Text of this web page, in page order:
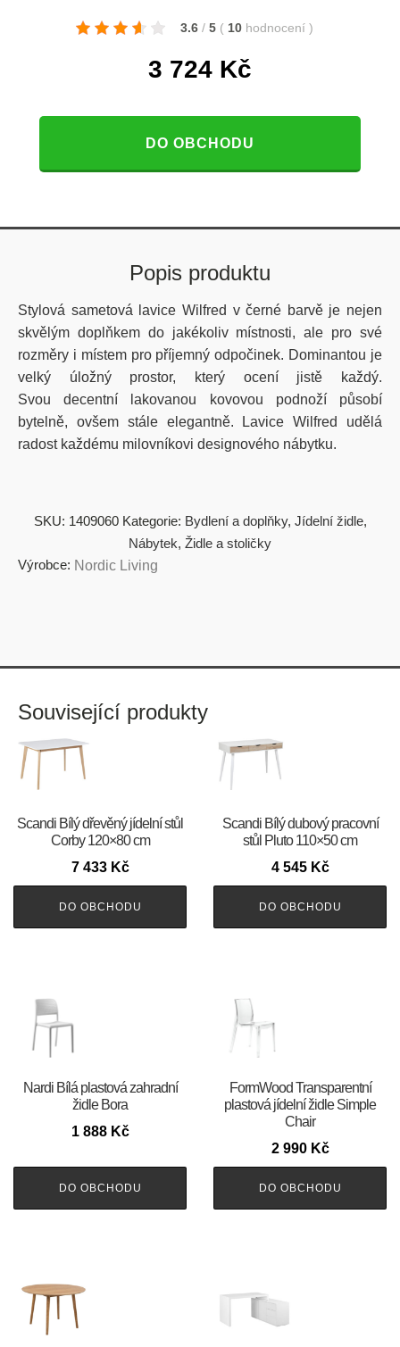
3.6 / 5 ( 10 hodnocení )
3 724 Kč
DO OBCHODU
Popis produktu
Stylová sametová lavice Wilfred v černé barvě je nejen
skvělým doplňkem do jakékoliv místnosti, ale pro své
rozměry i místem pro příjemný odpočinek. Dominantou je
velký úložný prostor, který ocení jistě každý.
Svou decentní lakovanou kovovou podnoží působí
bytelně, ovšem stále elegantně. Lavice Wilfred udělá
radost každému milovníkovi designového nábytku.
SKU: 1409060 Kategorie: Bydlení a doplňky, Jídelní židle,
Nábytek, Židle a stoličky
Výrobce: Nordic Living
Související produkty
Scandi Bílý dřevěný jídelní stůl
Corby 120×80 cm
7 433 Kč
DO OBCHODU
Scandi Bílý dubový pracovní
stůl Pluto 110×50 cm
4 545 Kč
DO OBCHODU
Nardi Bílá plastová zahradní
židle Bora
1 888 Kč
DO OBCHODU
FormWood Transparentní
plastová jídelní židle Simple
Chair
2 990 Kč
DO OBCHODU